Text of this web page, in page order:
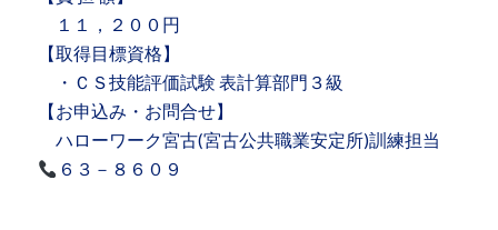
１１，２００円
【取得目標資格】
・ＣＳ技能評価試験 表計算部門３級
【お申込み・お問合せ】
ハローワーク宮古(宮古公共職業安定所)訓練担当
６３－８６０９